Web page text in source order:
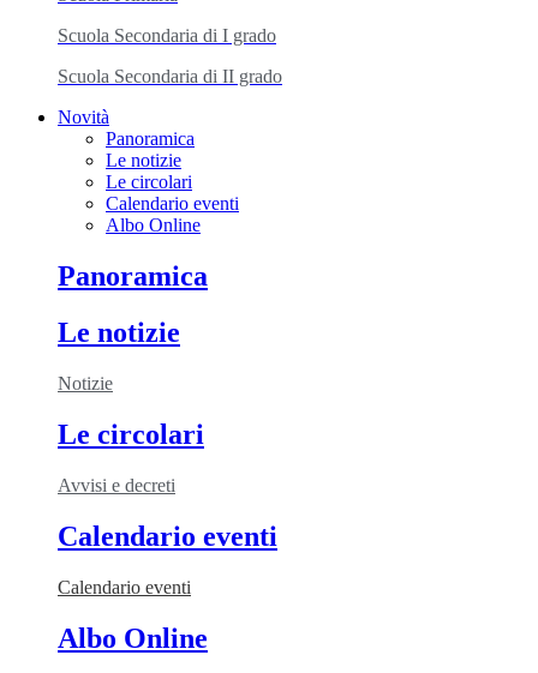
Scuola Secondaria di I grado
Scuola Secondaria di II grado
Novità
Panoramica
Le notizie
Le circolari
Calendario eventi
Albo Online
Panoramica
Le notizie
Notizie
Le circolari
Avvisi e decreti
Calendario eventi
Calendario eventi
Albo Online